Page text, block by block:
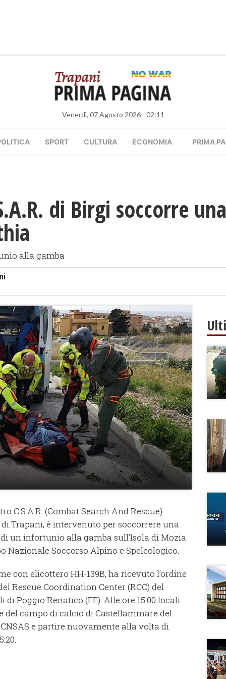
Venerdì, 07 Agosto 2026 - 02:11
SPORT CULTURA ECONOMIA PRIMA
di Birgi soccorre
alla gamba
C.S.A.R. (Combat Search And Rescue)
Trapani, è intervenuto per soccorrere una
un infortunio alla gamba sull’Isola di Mozia
Nazionale Soccorso Alpino e Speleologico.
con elicottero HH-139B, ha ricevuto l’ordine
Rescue Coordination Center (RCC) del
Poggio Renatico (FE). Alle ore 15:00 locali
del campo di calcio di Castellammare del
e partire nuovamente alla volta di